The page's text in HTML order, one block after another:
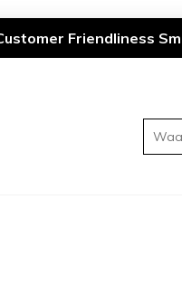
Friendliness